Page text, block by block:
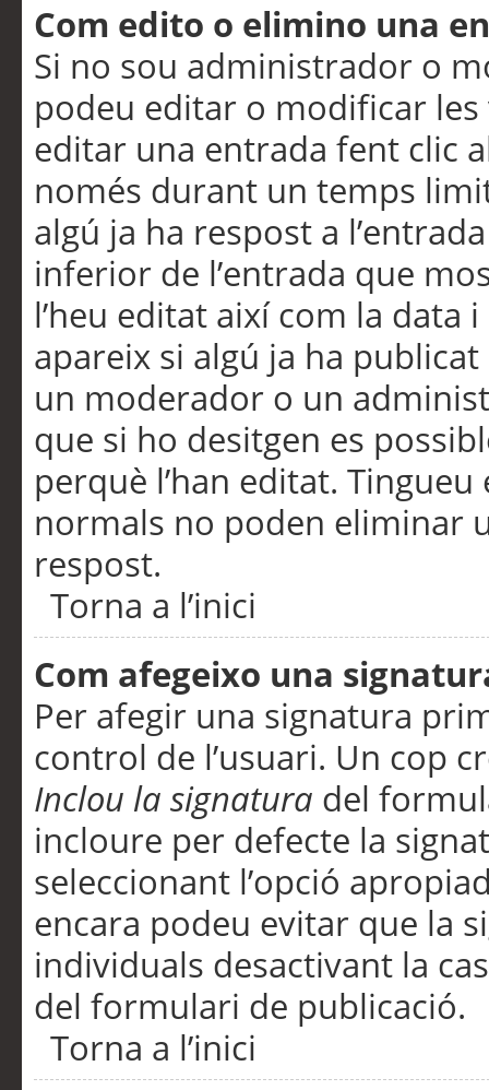
Com edito o elimino una
Si no sou administrador o
podeu editar o modificar
editar una entrada fent clic
només durant un temps
algú ja ha respost a
inferior de l’entrada que
l’heu editat així com la data
apareix si algú ja ha
un moderador o un
que si ho desitgen es
perquè l’han editat.
normals no poden eliminar
respost.
Torna a l’inici
Com afegeixo una
Per afegir una signatura
control de l’usuari. Un cop
Inclou la signatura del
incloure per defecte la
seleccionant l’opció
encara podeu evitar que la
individuals desactivant la
del formulari de publicació.
Torna a l’inici